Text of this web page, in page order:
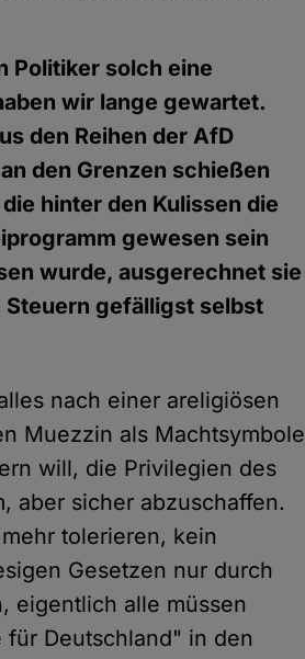
Politiker solch eine
wir lange gewartet.
den Reihen der AfD
den Grenzen schießen
hinter den Kulissen die
gewesen sein
wurde, ausgerechnet sie
Steuern gefälligst selbst
nach einer areligiösen
Muezzin als Machtsymbole
will, die Privilegien des
aber sicher abzuschaffen.
tolerieren, kein
Gesetzen nur durch
eigentlich alle müssen
Deutschland" in den